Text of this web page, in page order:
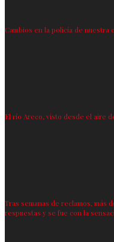
Cambios en la policía de nuestra
El río Areco, visto desde el aire
Tras semanas de reclamos, más
respuestas y se fue con la